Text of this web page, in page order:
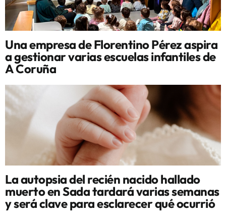
Una empresa de Florentino Pérez aspira
a gestionar varias escuelas infantiles de
A Coruña
La autopsia del recién nacido hallado
muerto en Sada tardará varias semanas
y será clave para esclarecer qué ocurrió